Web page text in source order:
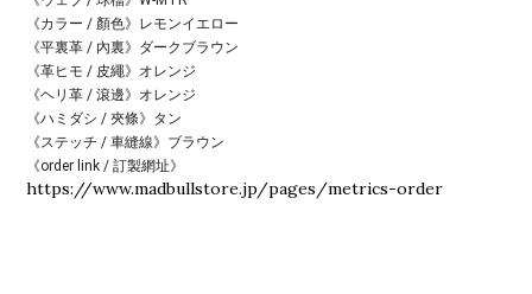
《カラー / 顏色》 レモンイエロー
《平裏革 / 內裏》 ダークブラウン
《革ヒモ / 皮繩》オレンジ
《ヘリ革 / 滾邊》 オレンジ
《ハミダシ / 夾條》 タン
《ステッチ / 車縫線》 ブラウン
《order link / 訂製網址》
https://www.madbullstore.jp/pages/metrics-order